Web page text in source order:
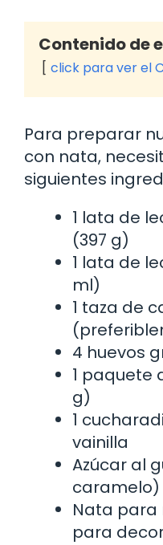
Contenido de
click para ver el
Para preparar
con nata,
siguientes
1 lata de
(397 g)
1 lata de
ml)
1 taza de
4 huevos
1 paquete
g)
1
vainilla
Azúcar al
caramelo)
Nata para
para